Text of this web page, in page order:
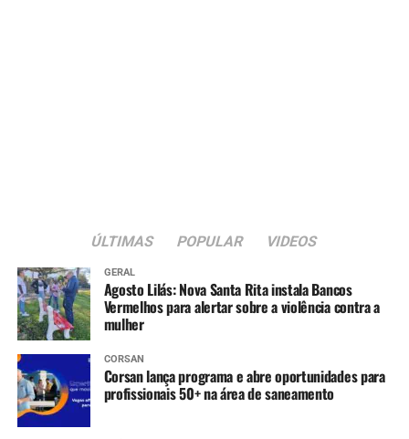
ÚLTIMAS POPULAR VIDEOS
GERAL
Agosto Lilás: Nova Santa Rita instala Bancos
Vermelhos para alertar sobre a violência contra a
mulher
CORSAN
Corsan lança programa e abre oportunidades para
profissionais 50+ na área de saneamento